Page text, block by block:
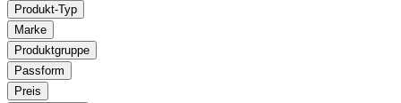
Produkt-Typ
Marke
Produktgruppe
Passform
Preis